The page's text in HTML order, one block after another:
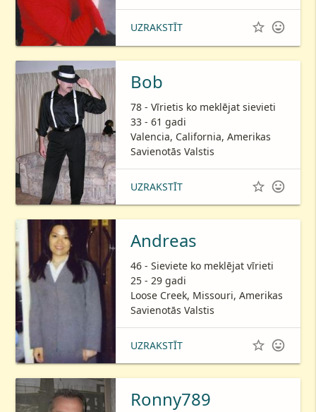
UZRAKSTĪT  
Bob
78 - Vīrietis ko meklējat sievieti
33 - 61 gadi
Valencia, California, Amerikas
Savienotās Valstis
UZRAKSTĪT  
Andreas
46 - Sieviete ko meklējat vīrieti
25 - 29 gadi
Loose Creek, Missouri, Amerikas
Savienotās Valstis
UZRAKSTĪT  
Ronny789